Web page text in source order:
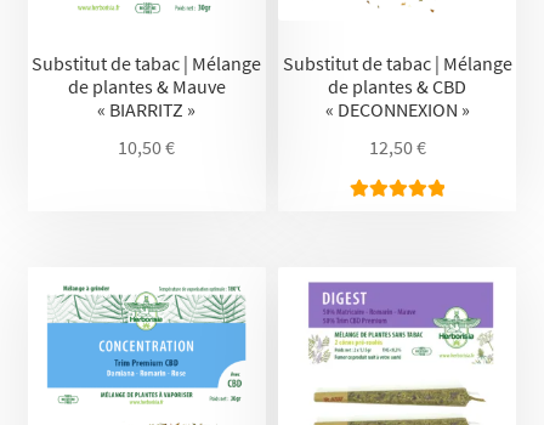
Substitut de tabac | Mélange
de plantes & Mauve
« BIARRITZ »
10,50€
Substitut de tabac | Mélange
de plantes & CBD
« DECONNEXION »
12,50€